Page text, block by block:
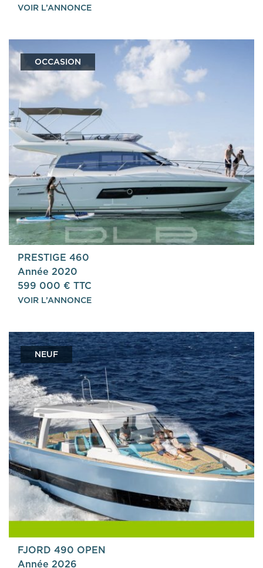
VOIR L’ANNONCE
OCCASION
PRESTIGE 460
Année 2020
599 000 € TTC
VOIR L’ANNONCE
NEUF
FJORD 490 OPEN
Année 2026